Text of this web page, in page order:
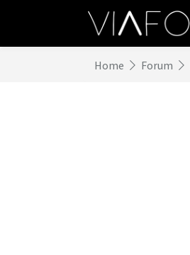
Home Forum